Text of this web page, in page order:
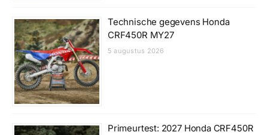
Technische gegevens Honda
CRF450R MY27
5 augustus 2026
Primeurtest: 2027 Honda CRF450R